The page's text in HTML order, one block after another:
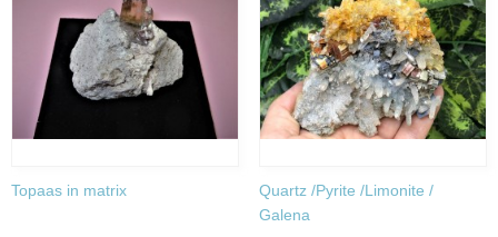
Topaas in matrix
Quartz /Pyrite /Limonite /
Galena